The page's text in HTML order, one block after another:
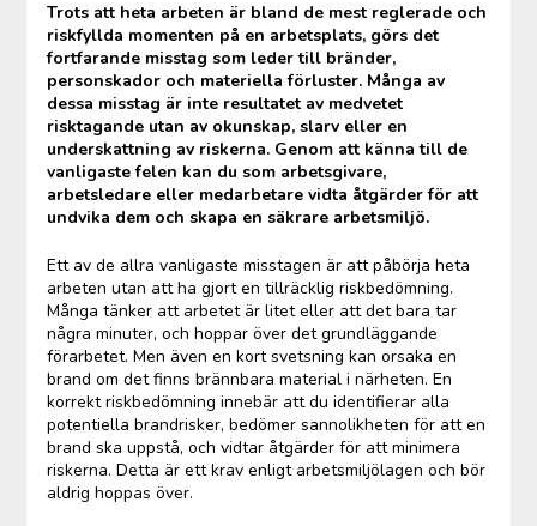
Trots att heta arbeten är bland de mest reglerade och
riskfyllda momenten på en arbetsplats, görs det
fortfarande misstag som leder till bränder,
personskador och materiella förluster. Många av
dessa misstag är inte resultatet av medvetet
risktagande utan av okunskap, slarv eller en
underskattning av riskerna. Genom att känna till de
vanligaste felen kan du som arbetsgivare,
arbetsledare eller medarbetare vidta åtgärder för att
undvika dem och skapa en säkrare arbetsmiljö.
Ett av de allra vanligaste misstagen är att påbörja heta
arbeten utan att ha gjort en tillräcklig riskbedömning.
Många tänker att arbetet är litet eller att det bara tar
några minuter, och hoppar över det grundläggande
förarbetet. Men även en kort svetsning kan orsaka en
brand om det finns brännbara material i närheten. En
korrekt riskbedömning innebär att du identifierar alla
potentiella brandrisker, bedömer sannolikheten för att en
brand ska uppstå, och vidtar åtgärder för att minimera
riskerna. Detta är ett krav enligt arbetsmiljölagen och bör
aldrig hoppas över.